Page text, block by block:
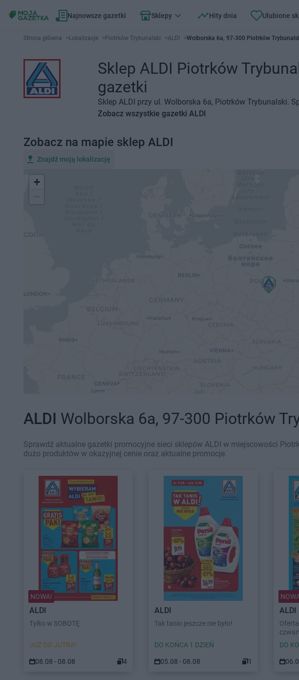
Najnowsze gazetki Sklepy Hity dnia Ulubione
Strona główna >Lokalizacje >Piotrków Trybunalski >ALDI >Wolborska 6a, 97-300 Piotrków
Sklep ALDI Piotrków
gazetki
Sklep ALDI przy ul. Wolborska 6a, Piotrków Trybunalski.
Zobacz wszystkie gazetki ALDI
Zobacz na mapie sklep ALDI
Znajdź moją lokalizację
+
ALDI Wolborska 6a, 97-300 Piotrków
Sprawdź aktualne gazetki promocyjne sieci sklepów ALDI w miejscowości
dużo produktów w okazyjnej cenie oraz aktualne promocje.
NOWA!
ALDI
Tylko w SOBOTĘ
JUŻ OD JUTRA!
08.08 - 08.08 4
ALDI
Tak tanio jeszcze nie było!
DO KOŃCA 1 DZIEŃ
05.08 - 08.08 1
ALDI
DO